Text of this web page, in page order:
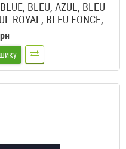
BLEU, AZUL, BLEU
ROYAL, BLEU FONCE,
Pacific Blue 2c